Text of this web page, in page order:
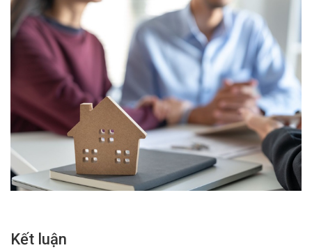
Kết luận